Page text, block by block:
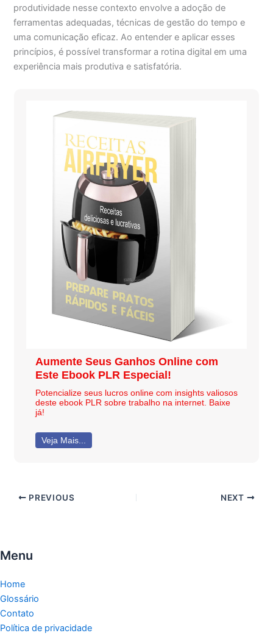
produtividade nesse contexto envolve a adoção de
ferramentas adequadas, técnicas de gestão do tempo e
uma comunicação eficaz. Ao entender e aplicar esses
princípios, é possível transformar a rotina digital em uma
experiência mais produtiva e satisfatória.
Aumente Seus Ganhos Online com
Este Ebook PLR Especial!
Potencialize seus lucros online com insights valiosos
deste ebook PLR sobre trabalho na internet. Baixe
já!
Veja Mais...
PREVIOUS NEXT
Menu
Home
Glossário
Contato
Política de privacidade